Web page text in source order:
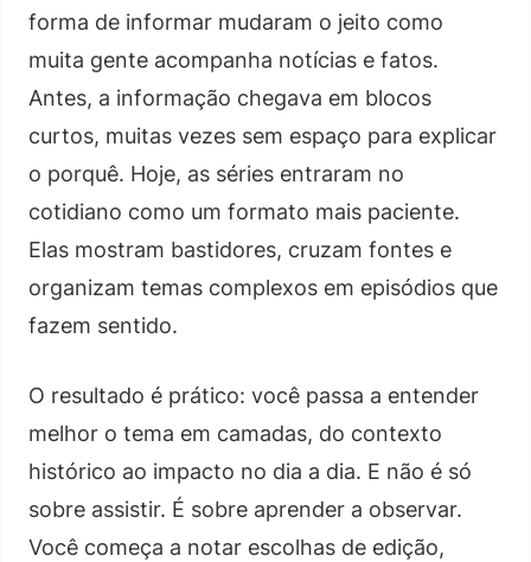
forma de informar mudaram o jeito como
muita gente acompanha notícias e fatos.
Antes, a informação chegava em blocos
curtos, muitas vezes sem espaço para explicar
o porquê. Hoje, as séries entraram no
cotidiano como um formato mais paciente.
Elas mostram bastidores, cruzam fontes e
organizam temas complexos em episódios que
fazem sentido.
O resultado é prático: você passa a entender
melhor o tema em camadas, do contexto
histórico ao impacto no dia a dia. E não é só
sobre assistir. É sobre aprender a observar.
Você começa a notar escolhas de edição,